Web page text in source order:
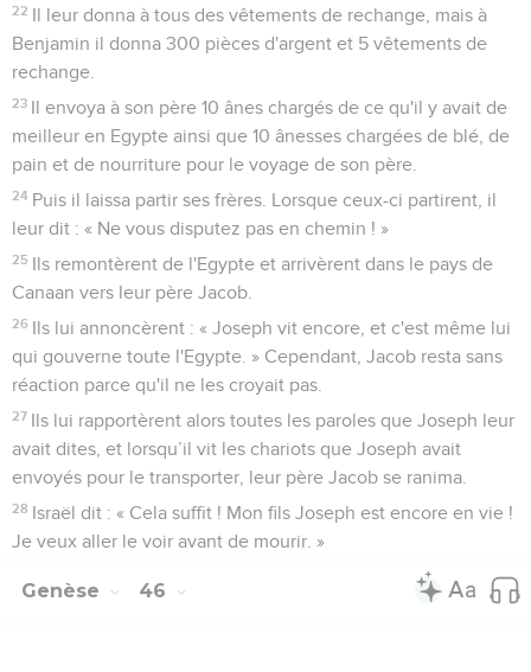
22 Il leur donna à tous des vêtements de rechange, mais à
Benjamin il donna 300 pièces d'argent et 5 vêtements de
rechange.
23 Il envoya à son père 10 ânes chargés de ce qu'il y avait de
meilleur en Egypte ainsi que 10 ânesses chargées de blé, de
pain et de nourriture pour le voyage de son père.
24 Puis il laissa partir ses frères. Lorsque ceux-ci partirent, il
leur dit : « Ne vous disputez pas en chemin ! »
25 Ils remontèrent de l'Egypte et arrivèrent dans le pays de
Canaan vers leur père Jacob.
26 Ils lui annoncèrent : « Joseph vit encore, et c'est même lui
qui gouverne toute l'Egypte. » Cependant, Jacob resta sans
réaction parce qu'il ne les croyait pas.
27 Ils lui rapportèrent alors toutes les paroles que Joseph leur
avait dites, et lorsqu’il vit les chariots que Joseph avait
envoyés pour le transporter, leur père Jacob se ranima.
28 Israël dit : « Cela suffit ! Mon fils Joseph est encore en vie !
Je veux aller le voir avant de mourir. »
Genèse 46